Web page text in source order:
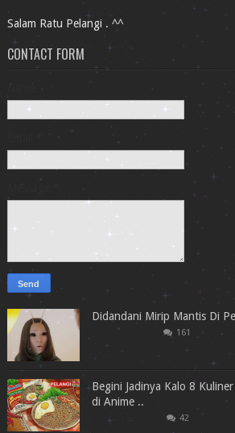
Salam Ratu Pelangi . ^^
CONTACT FORM
Name
Message
Didandani Mirip Mantis Di
161
Begini Jadinya Kalo 8
di Anime ..
42